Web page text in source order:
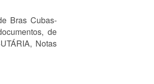
Bras Cubas-
de
Notas